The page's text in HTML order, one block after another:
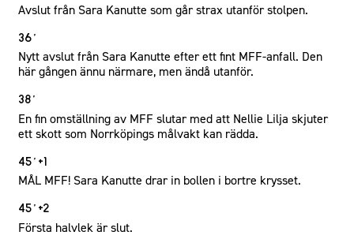
Avslut från Sara Kanutte som går strax utanför stolpen.
36´
Nytt avslut från Sara Kanutte efter ett fint MFF-anfall. Den
här gången ännu närmare, men ändå utanför.
38´
En fin omställning av MFF slutar med att Nellie Lilja skjuter
ett skott som Norrköpings målvakt kan rädda.
45´+1
MÅL MFF! Sara Kanutte drar in bollen i bortre krysset.
45´+2
Första halvlek är slut.